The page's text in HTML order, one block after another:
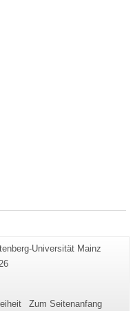
Universität Mainz
Zum Seitenanfang